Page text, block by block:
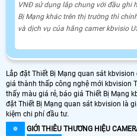
VNĐ sử dụng lắp chung với đầu ghi
Bị Mạng khác trên thị trường thì
và dịch vụ của hãng camer kbvisio
Lắp đặt Thiết Bị Mạng quan sát
giá thành thấp công nghệ mới kbvision
thấy màu giá rẻ, báo giá Thiết Bị Mạng
đặt Thiết Bị Mạng quan sát kbvision là
kiệm chi phí đầu tư.
🔅
GIỚI THIÊU THƯƠNG HIỆU